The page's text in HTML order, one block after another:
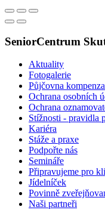
SeniorCentrum
Aktuality
Fotogalerie
Půjčovna
Ochrana osobních
Ochrana
Stížnosti - pravidla
Kariéra
Stáže a praxe
Podpořte nás
Semináře
Připravujeme pro
Jídelníček
Povinně
Naši partneři